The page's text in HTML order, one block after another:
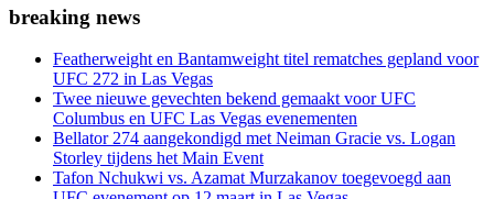
breaking news
Featherweight en Bantamweight titel rematches gepland voor
UFC 272 in Las Vegas
Twee nieuwe gevechten bekend gemaakt voor UFC
Columbus en UFC Las Vegas evenementen
Bellator 274 aangekondigd met Neiman Gracie vs. Logan
Storley tijdens het Main Event
Tafon Nchukwi vs. Azamat Murzakanov toegevoegd aan